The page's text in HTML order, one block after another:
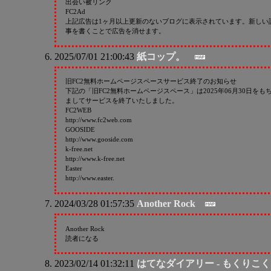
出会い被リンク
FC2Ad
上記広告は1ヶ月以上更新のないブログに表示されています。新しい
事を書くことで広告を消せます。
2025/07/01 21:00:43 紙コップ。
旧FC2無料ホームページスペースサービス終了のお知らせ
下記の「旧FC2無料ホームページスペース」は2025年06月30日をもち
ましてサービスを終了いたしました。
FC2WEB
http://www.fc2web.com
GOOSIDE
http://www.gooside.com
k-free.net
http://www.k-free.net
Easter
http://www.easter.
2024/03/28 01:57:35 Another Rock
Another Rock
読者になる
2023/02/14 01:32:11 はてなダイアリー - もくりこく